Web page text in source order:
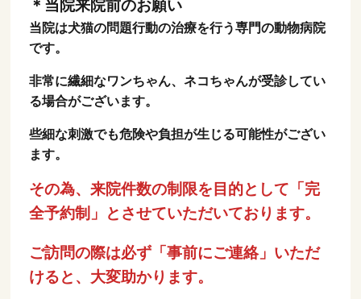
＊当院来院前のお願い
当院は犬猫の問題行動の治療を行う専門の動物病院
です。
非常に繊細なワンちゃん、ネコちゃんが受診してい
る場合がございます。
些細な刺激でも危険や負担が生じる可能性がござい
ます。
その為、来院件数の制限を目的として「完
全予約制」とさせていただいております。
ご訪問の際は必ず「事前にご連絡」いただ
けると、大変助かります。